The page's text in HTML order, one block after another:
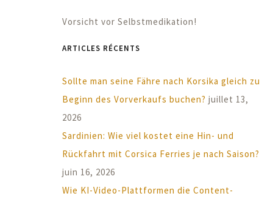
Vorsicht vor Selbstmedikation!
ARTICLES RÉCENTS
Sollte man seine Fähre nach Korsika gleich zu
Beginn des Vorverkaufs buchen? juillet 13,
2026
Sardinien: Wie viel kostet eine Hin- und
Rückfahrt mit Corsica Ferries je nach Saison?
juin 16, 2026
Wie KI-Video-Plattformen die Content-